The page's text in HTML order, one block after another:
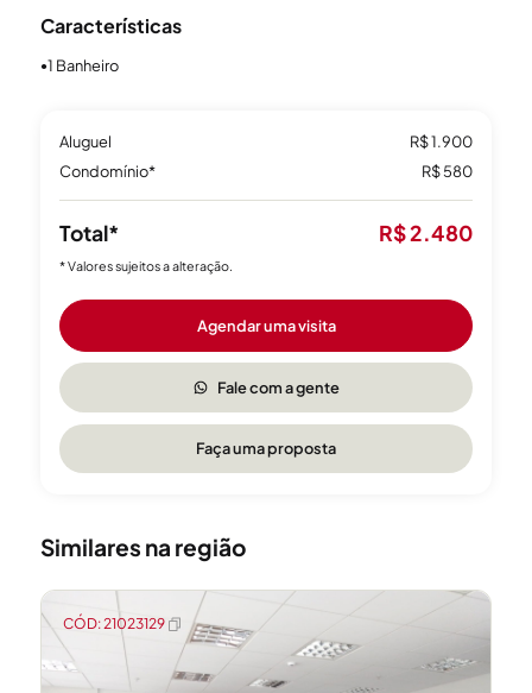
Características
●1 Banheiro
Aluguel
R$ 1.900
Condomínio*
R$ 580
Total* R$ 2.480
* Valores sujeitos a alteração.
Agendar uma visita
Fale com a gente
Faça uma proposta
Similares na região
CÓD: 21023129